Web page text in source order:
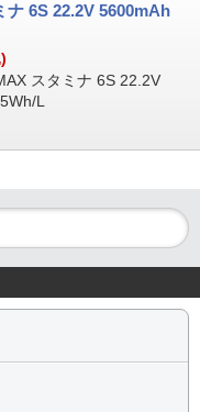
ナ 6S 22.2V 5600mAh
スタミナ 6S 22.2V
L